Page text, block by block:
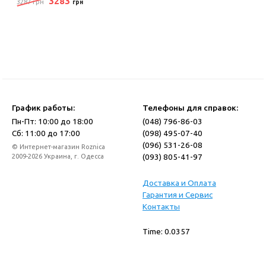
3287 грн грн
График работы:
Пн-Пт: 10:00 до 18:00
Сб: 11:00 до 17:00
© Интернет-магазин Roznica
2009-2026 Украина, г. Одесса
Телефоны для справок:
(048) 796-86-03
(098) 495-07-40
(096) 531-26-08
(093) 805-41-97
Доставка и Оплата
Гарантия и Сервис
Контакты
Time: 0.0357